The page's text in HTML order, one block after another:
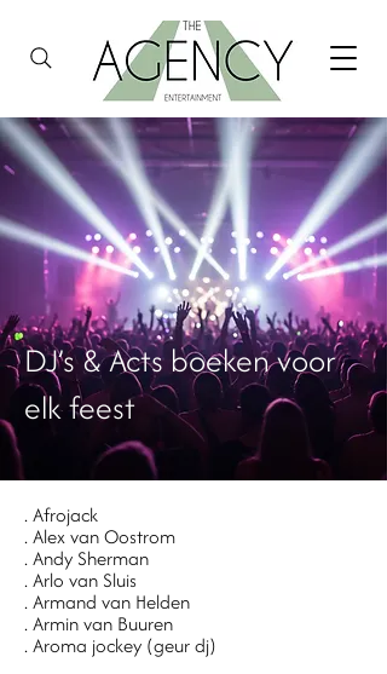
DJ’s & Acts boeken voor
elk feest
. Afrojack
. Alex van Oostrom
. Andy Sherman
. Arlo van Sluis
. Armand van Helden
. Armin van Buuren
. Aroma jockey (geur dj)